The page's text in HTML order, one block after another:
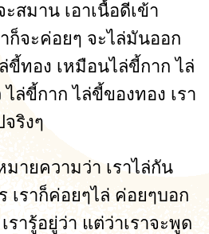
ะสมาน เอาเนื้อดีเข้า
ก็จะค่อยๆ จะไล่มันออก
ขี้ทอง เหมือนไล่ขี้กาก ไล่
ล่ขี้กาก ไล่ขี้ของทอง เรา
ริงๆ
ายความว่า เราไล่กัน
เราก็ค่อยๆไล่ ค่อยๆบอก
รารู้อยู่ว่า แต่ว่าเราจะพูด